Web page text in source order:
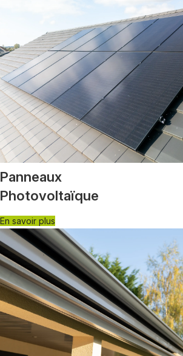
Panneaux
Photovoltaïque
En savoir plus